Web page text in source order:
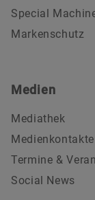
Special
Markenschutz
Medien
Mediathek
Medienkontakte
Termine &
Social News